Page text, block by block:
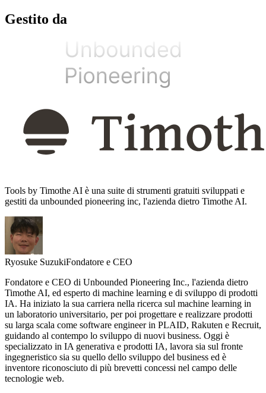
Gestito da
Tools by Timothe AI è una suite di strumenti gratuiti sviluppati e
gestiti da unbounded pioneering inc, l'azienda dietro Timothe AI.
Ryosuke SuzukiFondatore e CEO
Fondatore e CEO di Unbounded Pioneering Inc., l'azienda dietro
Timothe AI, ed esperto di machine learning e di sviluppo di prodotti
IA. Ha iniziato la sua carriera nella ricerca sul machine learning in
un laboratorio universitario, per poi progettare e realizzare prodotti
su larga scala come software engineer in PLAID, Rakuten e Recruit,
guidando al contempo lo sviluppo di nuovi business. Oggi è
specializzato in IA generativa e prodotti IA, lavora sia sul fronte
ingegneristico sia su quello dello sviluppo del business ed è
inventore riconosciuto di più brevetti concessi nel campo delle
tecnologie web.